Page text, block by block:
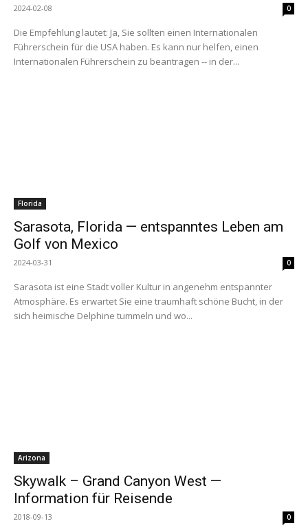
2024-02-08 0
Die Empfehlung lautet: Ja, Sie sollten einen Internationalen
Führerschein für die USA haben. Es kann nur helfen, einen
Internationalen Führerschein zu beantragen -- in der...
Florida
Sarasota, Florida — entspanntes Leben am
Golf von Mexico
2024-03-31 0
Sarasota ist eine Stadt voller Kultur in angenehm entspannter
Atmosphäre. Es erwartet Sie eine traumhaft schöne Bucht, in der
sich heimische Delphine tummeln und wo...
Arizona
Skywalk – Grand Canyon West —
Information für Reisende
2018-09-13 0